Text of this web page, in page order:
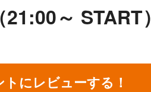
～ START）
にレビューする！